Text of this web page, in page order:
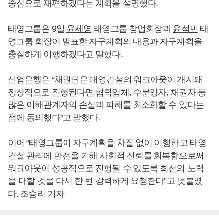
중심으로 재편하겠다는 계획을 설명했다.
태영그룹은 9일 윤세영 태영그룹 창업회장과 윤석민 태
영그룹 회장이 발표한 자구계획의 내용과 자구계획을
충실하게 이행하겠다고 말했다.
산업은행은 “채권단은 태영건설의 워크아웃이 개시돼
정상적으로 진행된다면 협력업체, 수분양자, 채권자 등
많은 이해관계자의 손실과 피해를 최소화할 수 있다는
점에 동의했다”고 말했다.
이어 “태영그룹이 자구계획을 차질 없이 이행하고 태영
건설 관리에 만전을 기해 사회적 신뢰를 회복함으로써
워크아웃이 성공적으로 진행될 수 있도록 최선의 노력
을 다할 것을 다시 한 번 강력하게 요청한다”고 덧붙였
다. 조승리 기자